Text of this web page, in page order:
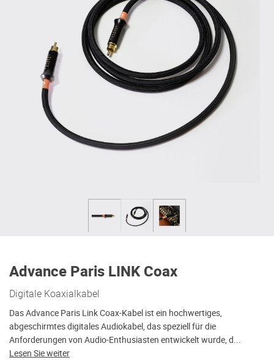
Advance Paris LINK Coax
Digitale Koaxialkabel
Das Advance Paris Link Coax-Kabel ist ein hochwertiges,
abgeschirmtes digitales Audiokabel, das speziell für die
Anforderungen von Audio-Enthusiasten entwickelt wurde, d...
Lesen Sie weiter